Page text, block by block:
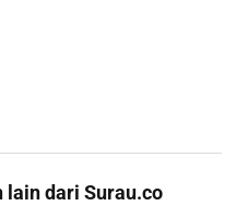
lain dari Surau.co